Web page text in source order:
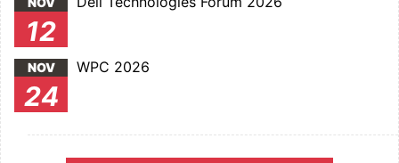
12
NOV
24
WPC 2026